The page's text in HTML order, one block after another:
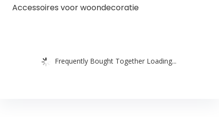
Accessoires voor woondecoratie
Frequently Bought Together Loading...